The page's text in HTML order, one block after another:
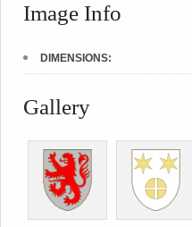
Image Info
DIMENSIONS:
Gallery